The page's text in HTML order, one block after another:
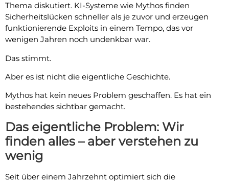
Thema diskutiert. KI-Systeme wie Mythos finden
Sicherheitslücken schneller als je zuvor und erzeugen
funktionierende Exploits in einem Tempo, das vor
wenigen Jahren noch undenkbar war.
Das stimmt.
Aber es ist nicht die eigentliche Geschichte.
Mythos hat kein neues Problem geschaffen. Es hat ein
bestehendes sichtbar gemacht.
Das eigentliche Problem: Wir
finden alles – aber verstehen zu
wenig
Seit über einem Jahrzehnt optimiert sich die